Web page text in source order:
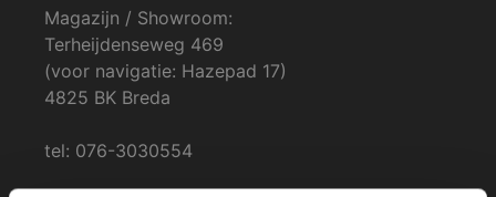
Magazijn / Showroom:
Terheijdenseweg 469
(voor navigatie: Hazepad 17)
4825 BK Breda
tel: 076-3030554